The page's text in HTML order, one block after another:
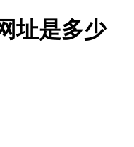
址是多少